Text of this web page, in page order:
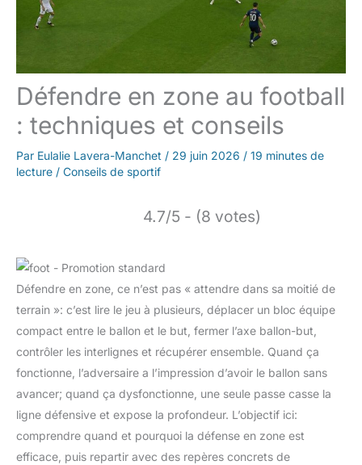
Défendre en zone au football
: techniques et conseils
Par Eulalie Lavera-Manchet / 29 juin 2026 / 19 minutes de
lecture / Conseils de sportif
4.7/5 - (8 votes)
Défendre en zone, ce n’est pas « attendre dans sa moitié de
terrain »: c’est lire le jeu à plusieurs, déplacer un bloc équipe
compact entre le ballon et le but, fermer l’axe ballon-but,
contrôler les interlignes et récupérer ensemble. Quand ça
fonctionne, l’adversaire a l’impression d’avoir le ballon sans
avancer; quand ça dysfonctionne, une seule passe casse la
ligne défensive et expose la profondeur. L’objectif ici:
comprendre quand et pourquoi la défense en zone est
efficace, puis repartir avec des repères concrets de